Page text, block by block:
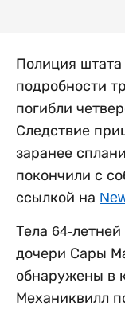
Полиция
подробности
погибли
Следствие
заранее
покончили с
ссылкой на
Тела 64-
дочери Сары
обнаружены в
Механиквилл